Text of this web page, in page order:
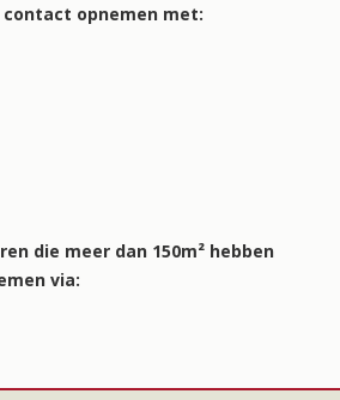
opnemen met:
die meer dan 150m² hebben
via: